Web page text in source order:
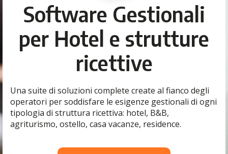
Software Gestionali
per Hotel e strutture
ricettive
Una suite di soluzioni complete create al fianco degli
operatori per soddisfare le esigenze gestionali di ogni
tipologia di struttura ricettiva: hotel, B&B,
agriturismo, ostello, casa vacanze, residence.